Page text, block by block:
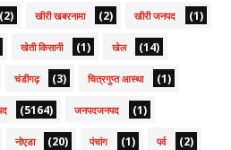
(2) खीरी खबरनामा (2) खीरी जनपद (1)
खेती किसानी (1) खेल (14)
चंडीगढ़ (3) चित्रगुप्त आस्था (1)
(5164) जनपदजनपद (1)
नोएडा (20) पंचांग (1) पर्व (2)